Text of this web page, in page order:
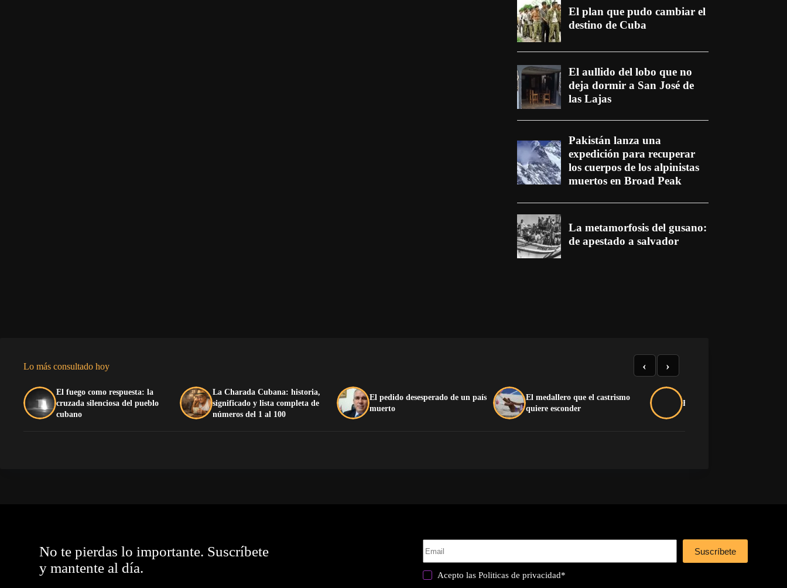
Lo más consultado hoy
El fuego como respuesta: la
cruzada silenciosa del pueblo
cubano
La Charada Cubana: historia,
significado y lista completa de
números del 1 al 100
El pedido desesperado de un país
muerto
El medallero que el castrismo
quiere esconder
Buche y pluma na’má
‹ ›
No te pierdas lo importante. Suscríbete
y mantente al día.
Suscríbete
Acepto lasPoliticas de privacidad*